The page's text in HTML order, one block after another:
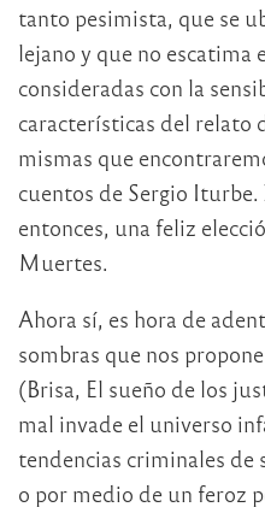
tanto pesimista, que se
lejano y que no escatima
consideradas con la
características del relato
mismas que
cuentos de Sergio
entonces, una feliz
Muertes.
Ahora sí, es hora de
sombras que nos
(Brisa, El sueño de los
mal invade el universo
tendencias criminales de
o por medio de un feroz